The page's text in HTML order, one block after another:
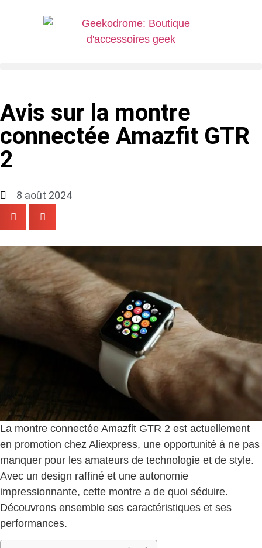
Avis sur la montre
connectée Amazfit GTR
2
8 août 2024
La montre connectée Amazfit GTR 2 est actuellement
en promotion chez Aliexpress, une opportunité à ne pas
manquer pour les amateurs de technologie et de style.
Avec un design raffiné et une autonomie
impressionnante, cette montre a de quoi séduire.
Découvrons ensemble ses caractéristiques et ses
performances.